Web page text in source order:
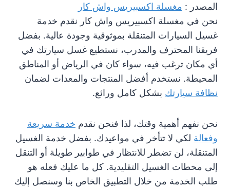
المصدر : مغسلة اكسبيريس واش كار
نحن في مغسلة اكسبيريس واش كار نقدم خدمة
غسيل السيارات المتنقلة بموثوقية وجودة عالية. بفضل
فريقنا المحترف والمدرب، نستطيع غسل سيارتك في
أي مكان ترغب فيه، سواء كان في الرياض أو المناطق
المحيطة. نستخدم أفضل المنتجات والمعدات لضمان
نظافة سيارتك بشكل كامل ورائع.
نحن نفهم أهمية وقتك، لذا فنحن نقدم خدمة سريعة
وفعالة لكي لا تتأخر في مواعيدك. بفضل خدمة الغسيل
المتنقلة، لن تضطر للانتظار في طوابير طويلة أو التنقل
إلى محطات الغسيل التقليدية. كل ما عليك فعله هو
طلب الخدمة من خلال التطبيق الخاص بنا وسنصل إليك